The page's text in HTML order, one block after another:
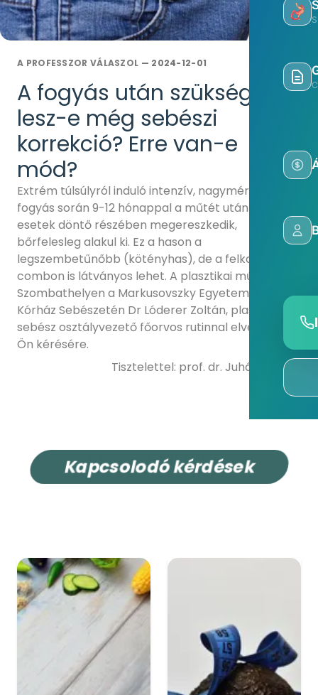
A PROFESSZOR VÁLASZOL — 2024-12-01
A fogyás után szükséges
lesz-e még sebészi
korrekció? Erre van-e
mód?
Extrém túlsúlyról induló intenzív, nagymértékű
fogyás során 9-12 hónappal a műtét után a bőr az
esetek döntő részében megereszkedik,
bőrfelesleg alakul ki. Ez a hason a
legszembetűnőbb (kötényhas), de a felkaron, a
combon is látványos lehet. A plasztikai műtétet
Szombathelyen a Markusovszky Egyetemi Oktató
Kórház Sebészetén Dr Lóderer Zoltán, plasztikai
sebész osztályvezető főorvos rutinnal elvégzi az
Ön kérésére.
Tisztelettel: prof. dr. Juhász Árpád
Kapcsolodókérdések